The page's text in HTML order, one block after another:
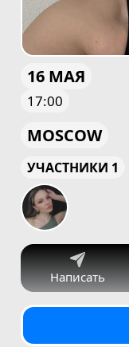
16 МАЯ
17:00
MOSCOW
УЧАСТНИКИ 1
Написать